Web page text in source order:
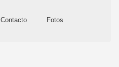
Contacto Fotos